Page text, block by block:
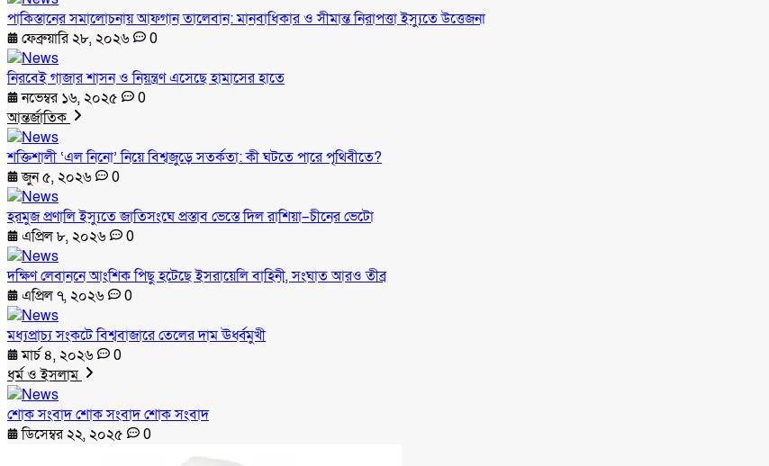
পাকিস্তানের সমালোচনায় আফগান তালেবান: মানবাধিকার ও সীমান্ত নিরাপত্তা ইস্যুতে উত্তেজনা
ফেব্রুয়ারি ২৮, ২০২৬
0
নিরবেই গাজার শাসন ও নিয়ন্ত্রণ এসেছে হামাসের হাতে
নভেম্বর ১৬, ২০২৫
0
আন্তর্জাতিক
শক্তিশালী ‘এল নিনো’ নিয়ে বিশ্বজুড়ে সতর্কতা: কী ঘটতে পারে পৃথিবীতে?
জুন ৫, ২০২৬
0
হরমুজ প্রণালি ইস্যুতে জাতিসংঘে প্রস্তাব ভেস্তে দিল রাশিয়া–চীনের ভেটো
এপ্রিল ৮, ২০২৬
0
দক্ষিণ লেবাননে আংশিক পিছু হটেছে ইসরায়েলি বাহিনী, সংঘাত আরও তীব্র
এপ্রিল ৭, ২০২৬
0
মধ্যপ্রাচ্য সংকটে বিশ্ববাজারে তেলের দাম ঊর্ধ্বমুখী
মার্চ ৪, ২০২৬
0
ধর্ম ও ইসলাম
শোক সংবাদ শোক সংবাদ শোক সংবাদ
ডিসেম্বর ২২, ২০২৫
0